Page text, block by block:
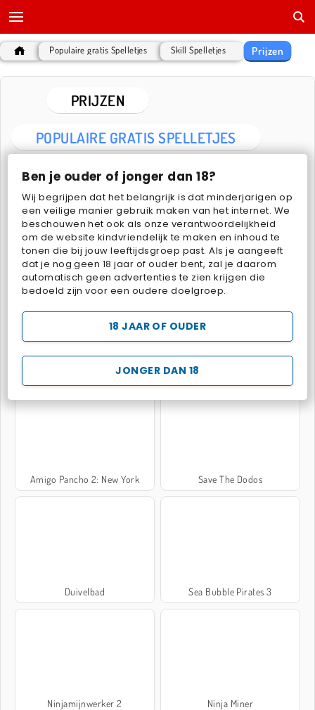
Ben je ouder of jonger dan 18?
Wij begrijpen dat het belangrijk is dat minderjarigen op
een veilige manier gebruik maken van het internet. We
beschouwen het ook als onze verantwoordelijkheid
om de website kindvriendelijk te maken en inhoud te
tonen die bij jouw leeftijdsgroep past. Als je aangeeft
dat je nog geen 18 jaar of ouder bent, zal je daarom
automatisch geen advertenties te zien krijgen die
bedoeld zijn voor een oudere doelgroep.
JONGER DAN 18
18 JAAR OF OUDER
Populaire gratis Spelletjes Skill Spelletjes Prijzen
PRIJZEN
POPULAIRE GRATIS SPELLETJES
1001 Arabian Nights Patronen zoeken
Amigo Pancho 2: New York Save The Dodos
Duivelbad Sea Bubble Pirates 3
Ninjamijnwerker 2 Ninja Miner